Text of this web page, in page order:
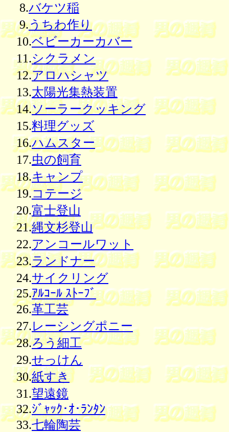
8.バケツ稲
9.うちわ作り
10.ベビーカーカバー
11.シクラメン
12.アロハシャツ
13.太陽光集熱装置
14.ソーラークッキング
15.料理グッズ
16.ハムスター
17.虫の飼育
18.キャンプ
19.コテージ
20.富士登山
21.縄文杉登山
22.アンコールワット
23.ランドナー
24.サイクリング
25.ｱﾙｺｰﾙ ｽﾄｰﾌﾞ
26.革工芸
27.レーシングポニー
28.ろう細工
29.せっけん
30.紙すき
31.望遠鏡
32.ｼﾞｬｯｸ･ｵ･ﾗﾝﾀﾝ
33.七輪陶芸